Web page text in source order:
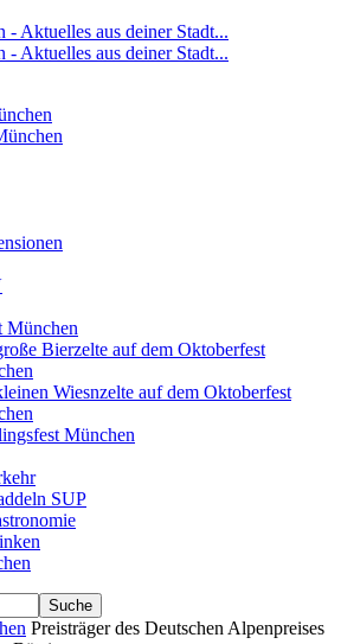
München
Bierzelte auf dem Oktoberfest
Wiesnzelte auf dem Oktoberfest
München
SUP
Preisträger des Deutschen Alpenpreises